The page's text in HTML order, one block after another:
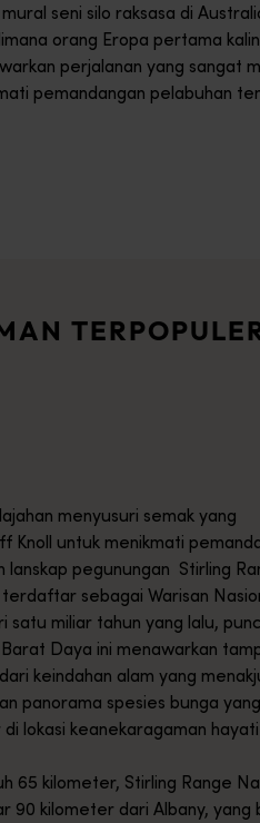
seni silo raksasa di
orang Eropa pertama
perjalanan yang sangat
pemandangan pelabuhan
dari barat daya
menyusuri semak yang
Knoll untuk menikmati
lanskap pegunungan Stirling
sebagai Warisan
satu miliar tahun yang lalu,
Daya ini menawarkan
keindahan alam yang
panorama spesies bunga
lokasi keanekaragaman hayati
65 kilometer, Stirling Range
90 kilometer dari Albany, yang